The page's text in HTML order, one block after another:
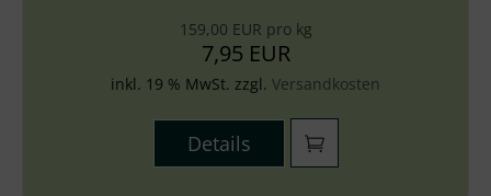
159,00 EUR pro kg
7,95 EUR
inkl. 19 % MwSt. zzgl. Versandkosten
Details